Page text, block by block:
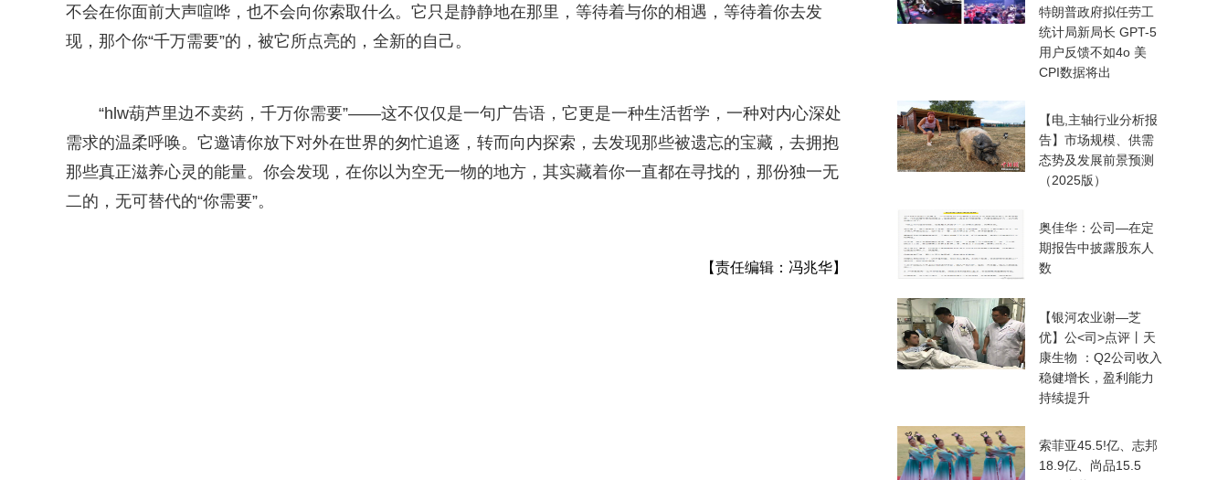
不会在你面前大声喧哗，也不会向你索取什么。它只是静静地在那里，等待着与你的相遇，等待着你去发
现，那个你“千万需要”的，被它所点亮的，全新的自己。
“hlw葫芦里边不卖药，千万你需要”——这不仅仅是一句广告语，它更是一种生活哲学，一种对内心深处
需求的温柔呼唤。它邀请你放下对外在世界的匆忙追逐，转而向内探索，去发现那些被遗忘的宝藏，去拥抱
那些真正滋养心灵的能量。你会发现，在你以为空无一物的地方，其实藏着你一直都在寻找的，那份独一无
二的，无可替代的“你需要”。
【责任编辑：冯兆华】
特朗普政府拟任劳工
统计局新局长 GPT-5
用户反馈不如4o 美
CPI数据将出
【电,主轴行业分析报
告】市场规模、供需
态势及发展前景预测
（2025版）
奥佳华：公司—在定
期报告中披露股东人
数
【银河农业谢—芝
优】公<司>点评丨天
康生物 ：Q2公司收入
稳健增长，盈利能力
持续提升
索菲亚45.5!亿、志邦
18.9亿、尚品15.5